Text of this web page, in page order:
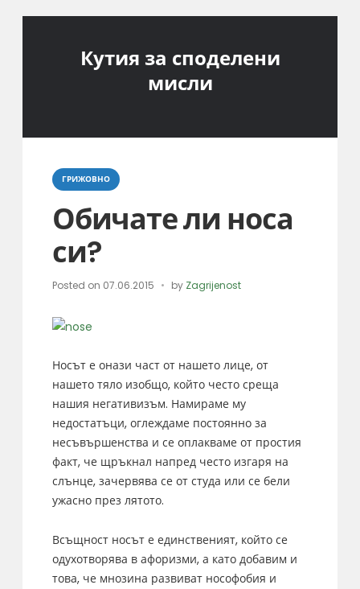
Кутия за споделени
мисли
Categories
ГРИЖОВНО
Обичате ли носа
си?
Posted on 07.06.2015 by Zagrijenost
Носът е онази част от нашето лице, от
нашето тяло изобщо, който често среща
нашия негативизъм. Намираме му
недостатъци, оглеждаме постоянно за
несъвършенства и се оплакваме от простия
факт, че щръкнал напред често изгаря на
слънце, зачервява се от студа или се бели
ужасно през лятото.
Всъщност носът е единственият, който се
одухотворява в афоризми, а като добавим и
това, че мнозина развиват нософобия и